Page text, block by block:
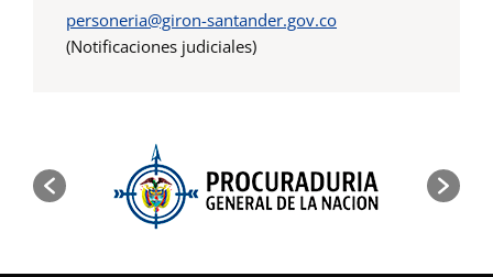
personeria@giron-santander.gov.co
(Notificaciones judiciales)